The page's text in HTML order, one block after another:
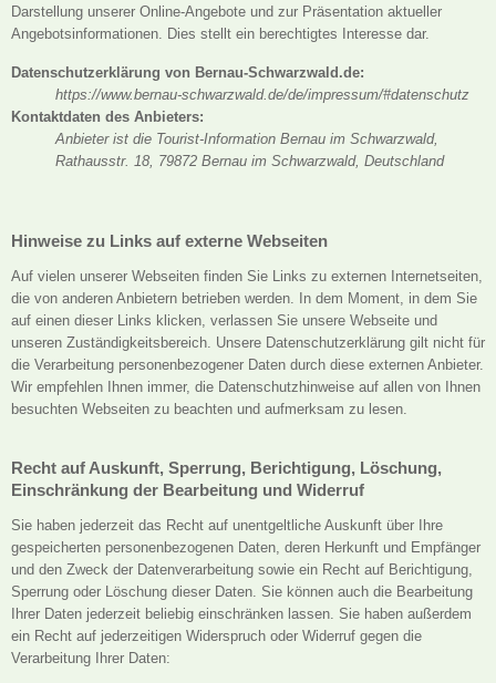
Darstellung unserer Online-Angebote und zur Präsentation aktueller
Angebotsinformationen. Dies stellt ein berechtigtes Interesse dar.
Datenschutzerklärung von Bernau-Schwarzwald.de:
https://www.bernau-schwarzwald.de/de/impressum/#datenschutz
Kontaktdaten des Anbieters:
Anbieter ist die Tourist-Information Bernau im Schwarzwald,
Rathausstr. 18, 79872 Bernau im Schwarzwald, Deutschland
Hinweise zu Links auf externe Webseiten
Auf vielen unserer Webseiten finden Sie Links zu externen Internetseiten,
die von anderen Anbietern betrieben werden. In dem Moment, in dem Sie
auf einen dieser Links klicken, verlassen Sie unsere Webseite und
unseren Zuständigkeitsbereich. Unsere Datenschutzerklärung gilt nicht für
die Verarbeitung personenbezogener Daten durch diese externen Anbieter.
Wir empfehlen Ihnen immer, die Datenschutzhinweise auf allen von Ihnen
besuchten Webseiten zu beachten und aufmerksam zu lesen.
Recht auf Auskunft, Sperrung, Berichtigung, Löschung,
Einschränkung der Bearbeitung und Widerruf
Sie haben jederzeit das Recht auf unentgeltliche Auskunft über Ihre
gespeicherten personenbezogenen Daten, deren Herkunft und Empfänger
und den Zweck der Datenverarbeitung sowie ein Recht auf Berichtigung,
Sperrung oder Löschung dieser Daten. Sie können auch die Bearbeitung
Ihrer Daten jederzeit beliebig einschränken lassen. Sie haben außerdem
ein Recht auf jederzeitigen Widerspruch oder Widerruf gegen die
Verarbeitung Ihrer Daten: